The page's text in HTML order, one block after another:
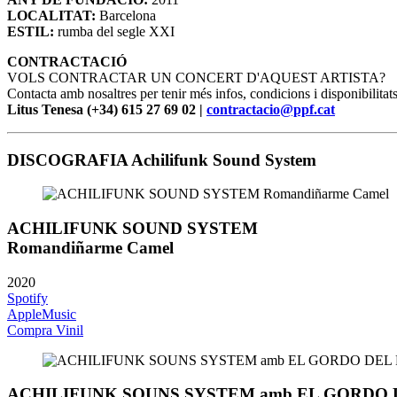
LOCALITAT: Barcelona
ESTIL: rumba del segle XXI
CONTRACTACIÓ
VOLS CONTRACTAR UN CONCERT D'AQUEST ARTISTA?
Contacta amb nosaltres per tenir més infos, condicions i
Litus Tenesa (+34) 615 27 69 02 | contractacio@ppf.cat
DISCOGRAFIA Achilifunk Sound System
ACHILIFUNK SOUND SYSTEM
Romandiñarme Camel
2020
Spotify
AppleMusic
Compra Vinil